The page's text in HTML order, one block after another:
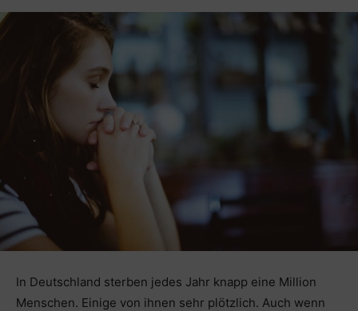
In Deutschland sterben jedes Jahr knapp eine Million
Menschen. Einige von ihnen sehr plötzlich. Auch wenn